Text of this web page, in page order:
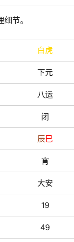
节。
白虎
下元
八运
闭
辰巳
宵
大安
19
49